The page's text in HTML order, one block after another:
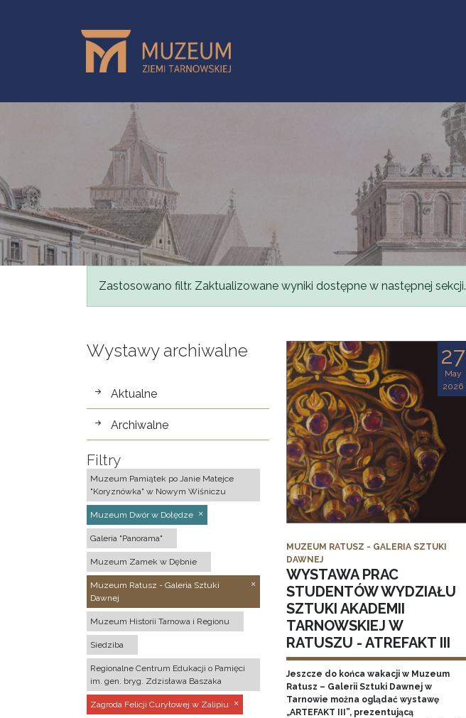
Status message
Zastosowano filtr. Zaktualizowane wyniki dostępne w następnej sekcji.
Wystawy archiwalne
wystawy
Aktualne
Archiwalne
Filtry
Muzeum Pamiątek po Janie Matejce
"Koryznówka" w Nowym Wiśniczu
Muzeum Dwór w Dołędze
Galeria "Panorama"
Muzeum Zamek w Dębnie
Muzeum Ratusz - Galeria Sztuki
Dawnej
Muzeum Historii Tarnowa i Regionu
Siedziba
Regionalne Centrum Edukacji o Pamięci
im. gen. bryg. Zdzisława Baszaka
Zagroda Felicji Curyłowej w Zalipiu
27
May
2026
MUZEUM RATUSZ - GALERIA SZTUKI
DAWNEJ
WYSTAWA PRAC
STUDENTÓW WYDZIAŁU
SZTUKI AKADEMII
TARNOWSKIEJ W
RATUSZU - ATREFAKT III
Jeszcze do końca wakacji w Muzeum
Ratusz – Galerii Sztuki Dawnej w
Tarnowie można oglądać wystawę
„ARTEFAKT III”, prezentującą